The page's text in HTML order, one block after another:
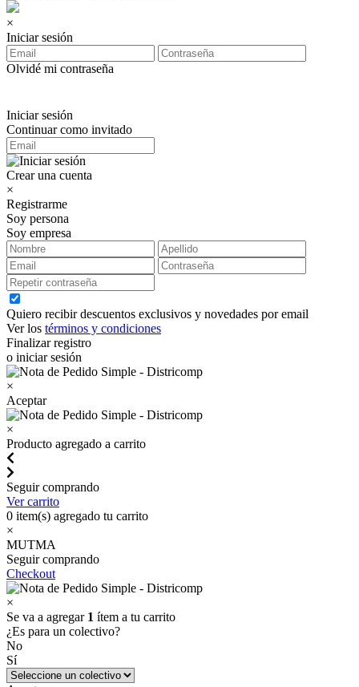
×
Iniciar sesión
Olvidé mi contraseña
Iniciar sesión
Continuar como invitado
Crear una cuenta
×
Registrarme
Soy persona
Soy empresa
Quiero recibir descuentos exclusivos y novedades por email
Ver los términos y condiciones
Finalizar registro
o iniciar sesión
×
Aceptar
×
Producto agregado a carrito
Seguir comprando
Ver carrito
0 item(s) agregado tu carrito
×
MUTMA
Seguir comprando
Checkout
×
Se va a agregar 1 ítem a tu carrito
¿Es para un colectivo?
No
Sí